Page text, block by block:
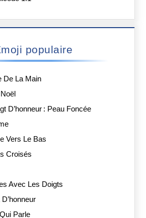
populaire
De La Main
D’honneur : Peau Foncée
Vers Le Bas
Croisés
Avec Les Doigts
D’honneur
Parle